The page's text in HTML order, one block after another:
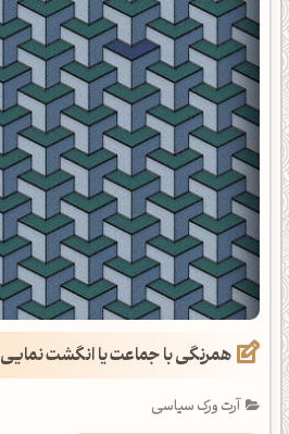
همرنگی با جماعت یا انگشت نمایی
آرت ورک سیاسی